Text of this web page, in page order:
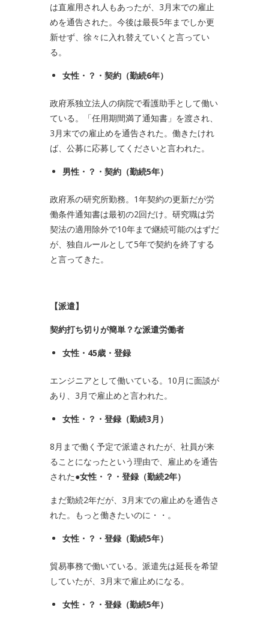
は直雇用され人もあったが、3月末での雇止
めを通告された。今後は最長5年までしか更
新せず、徐々に入れ替えていくと言ってい
る。
女性・？・契約（勤続6年）
政府系独立法人の病院で看護助手として働い
ている。「任用期間満了通知書」を渡され、
3月末での雇止めを通告された。働きたけれ
ば、公募に応募してくださいと言われた。
男性・？・契約（勤続5年）
政府系の研究所勤務。1年契約の更新だが労
働条件通知書は最初の2回だけ。研究職は労
契法の適用除外で10年まで継続可能のはずだ
が、独自ルールとして5年で契約を終了する
と言ってきた。
【派遣】
契約打ち切りが簡単？な派遣労働者
女性・ 45歳・登録
エンジニアとして働いている。10月に面談が
あり、3月で雇止めと言われた。
女性・？・登録（勤続3 月）
8月まで働く予定で派遣されたが、社員が来
ることになったという理由で、雇止めを通告
された●女性・？・登録（勤続2年）
まだ勤続2年だが、3月末での雇止めを通告さ
れた。もっと働きたいのに・・。
女性・？・登録（勤続5年）
貿易事務で働いている。派遣先は延長を希望
していたが、3月末で雇止めになる。
女性・？・登録（勤続5年）